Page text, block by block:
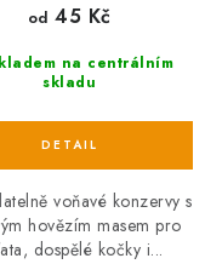
na centrálním
skladu
od 45 Kč
voňavé konzervy s
hovězím masem pro
dospělé kočky i...